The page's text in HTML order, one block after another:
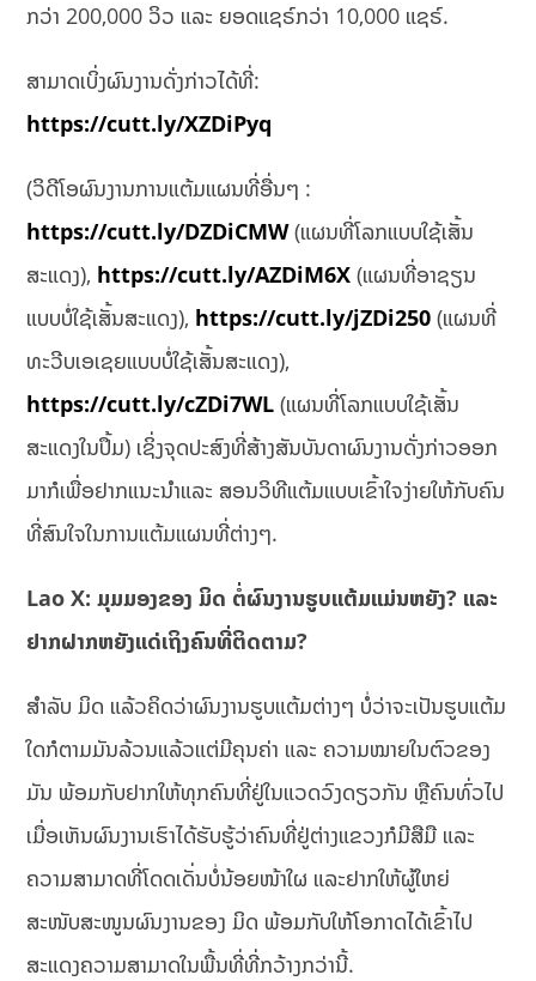
ກວ່າ 200,000 ວິວ ແລະ ຍອດແຊຣ໌ກວ່າ 10,000 ແຊຣ໌.
ສາມາດເບິ່ງຜົນງານດັ່ງກ່າວໄດ້ທີ່:
https://cutt.ly/XZDiPyq
(ວິດີໂອຜົນງານການແຕ້ມແຜນທີ່ອື່ນໆ :
https://cutt.ly/DZDiCMW(ແຜນທີ່ໂລກແບບໃຊ້ເສັ້ນ
ສະແດງ), https://cutt.ly/AZDiM6X (ແຜນທີ່ອາຊຽນ
ແບບບໍ່ໃຊ້ເສັ້ນສະແດງ), https://cutt.ly/jZDi250 (ແຜນທີ່
ທະວີບເອເຊຍແບບບໍ່ໃຊ້ເສັ້ນສະແດງ),
https://cutt.ly/cZDi7WL (ແຜນທີ່ໂລກແບບໃຊ້ເສັ້ນ
ສະແດງໃນປຶ້ມ) ເຊິ່ງຈຸດປະສົງທີ່ສ້າງສັນບັນດາຜົນງານດັ່ງກ່າວອອກ
ມາກໍເພື່ອຢາກແນະນໍາແລະ ສອນວິທີແຕ້ມແບບເຂົ້າໃຈງ່າຍໃຫ້ກັບຄົນ
ທີ່ສົນໃຈໃນການແຕ້ມແຜນທີ່ຕ່າງໆ.
Lao X: ມຸມມອງຂອງ ມິດ ຕໍ່ຜົນງານຮູບແຕ້ມແມ່ນຫຍັງ? ແລະ
ຢາກຝາກຫຍັງແດ່ເຖິງຄົນທີ່ຕິດຕາມ?
ສໍາລັບ ມິດ ແລ້ວຄິດວ່າຜົນງານຮູບແຕ້ມຕ່າງໆ ບໍ່ວ່າຈະເປັນຮູບແຕ້ມ
ໃດກໍຕາມມັນລ້ວນແລ້ວແຕ່ມີຄຸນຄ່າ ແລະ ຄວາມໝາຍໃນຕົວຂອງ
ມັນ ພ້ອມກັບຢາກໃຫ້ທຸກຄົນທີ່ຢູ່ໃນແວດວົງດຽວກັນ ຫຼືຄົນທົ່ວໄປ
ເມື່ອເຫັນຜົນງານເຮົາໄດ້ຮັບຮູ້ວ່າຄົນທີ່ຢູ່ຕ່າງແຂວງກໍມີສືມື ແລະ
ຄວາມສາມາດທີ່ໂດດເດັ່ນບໍ່ນ້ອຍໜ້າໃຜ ແລະຢາກໃຫ້ຜູ້ໃຫຍ່
ສະໜັບສະໜູນຜົນງານຂອງ ມິດ ພ້ອມກັບໃຫ້ໂອກາດໄດ້ເຂົ້າໄປ
ສະແດງຄວາມສາມາດໃນພື້ນທີ່ທີ່ກວ້າງກວ່ານີ້.